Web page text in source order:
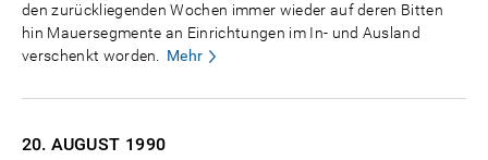
den zurückliegenden Wochen immer wieder auf deren Bitten
hin Mauersegmente an Einrichtungen im In- und Ausland
verschenkt worden. Mehr
20. AUGUST 1990